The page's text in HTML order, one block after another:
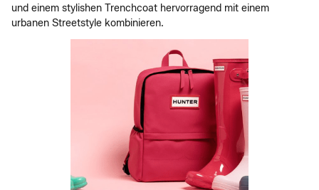
und einem stylishen Trenchcoat hervorragend mit einem
urbanen Streetstyle kombinieren.